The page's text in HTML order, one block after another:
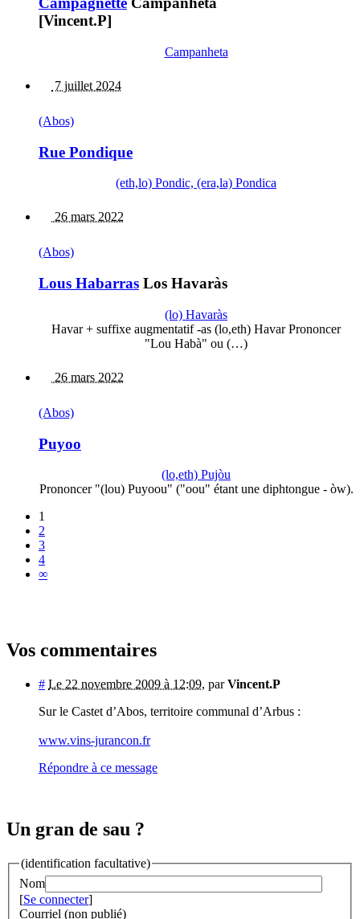
[Vincent.P]
Campanheta
7 juillet 2024
(Abos)
Rue Pondique
(eth,lo) Pondic, (era,la) Pondica
26 mars 2022
(Abos)
Lous Habarras Los Havaràs
(lo) Havaràs
Havar + suffixe augmentatif -as (lo,eth) Havar Prononcer
"Lou Habà" ou (…)
26 mars 2022
(Abos)
Puyoo
(lo,eth) Pujòu
Prononcer "(lou) Puyoou" ("oou" étant une diphtongue - òw).
1
2
3
4
∞
Vos commentaires
# Le 22 novembre 2009 à 12:09, parVincent.P
Sur le Castet d’Abos, territoire communal d’Arbus :
www.vins-jurancon.fr
Répondre à ce message
Un gran de sau ?
(identification facultative)
Nom
[Se connecter]
Courriel (non publié)